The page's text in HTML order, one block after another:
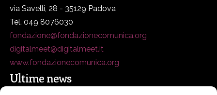
via Savelli, 28 - 35129 Padova
Tel. 049 8076030
fondazione@fondazionecomunica.org
digitalmeet@digitalmeet.it
www.fondazionecomunica.org
Ultime news